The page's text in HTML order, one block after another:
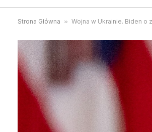
Strona Główna » Wojna w Ukrainie. Biden o